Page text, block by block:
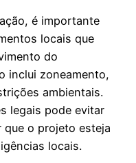
é importante
locais que
do
inclui zoneamento,
ambientais.
legais pode evitar
o projeto esteja
locais.